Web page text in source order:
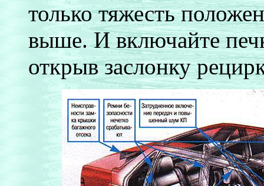
только тяжесть
выше. И включайте
открыв заслонку